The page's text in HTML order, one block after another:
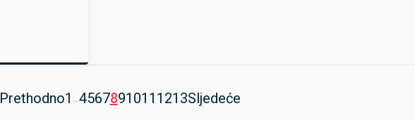
Prethodno1 4567891011 1213Sljedeće